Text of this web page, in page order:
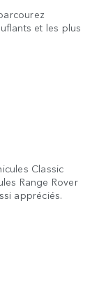
et les plus
Classic
Range Rover
appréciés.